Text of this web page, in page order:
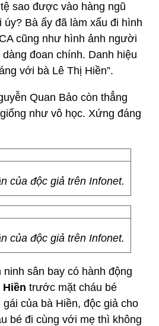
sao được vào hàng ngũ
Bà ấy đã làm xấu đi hình
cũng như hình ảnh người
đoan chính. Danh hiệu
với bà Lê Thị Hiền”.
Quan Bảo còn thẳng
như vô học. Xứng đáng
của độc giả trên Infonet.
của độc giả trên Infonet.
sân bay có hành động
trước mặt cháu bé
của bà Hiền, độc giả cho
bé đi cùng với mẹ thì không